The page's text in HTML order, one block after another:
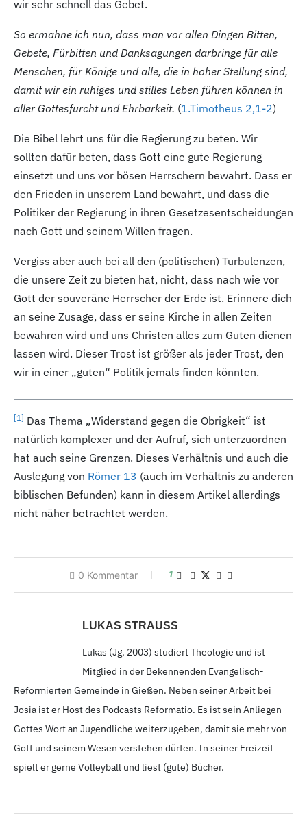
wir sehr schnell das Gebet.
So ermahne ich nun, dass man vor allen Dingen Bitten,
Gebete, Fürbitten und Danksagungen darbringe für alle
Menschen, für Könige und alle, die in hoher Stellung sind,
damit wir ein ruhiges und stilles Leben führen können in
aller Gottesfurcht und Ehrbarkeit. (1.Timotheus 2,1-2)
Die Bibel lehrt uns für die Regierung zu beten. Wir
sollten dafür beten, dass Gott eine gute Regierung
einsetzt und uns vor bösen Herrschern bewahrt. Dass er
den Frieden in unserem Land bewahrt, und dass die
Politiker der Regierung in ihren Gesetzesentscheidungen
nach Gott und seinem Willen fragen.
Vergiss aber auch bei all den (politischen) Turbulenzen,
die unsere Zeit zu bieten hat, nicht, dass nach wie vor
Gott der souveräne Herrscher der Erde ist. Erinnere dich
an seine Zusage, dass er seine Kirche in allen Zeiten
bewahren wird und uns Christen alles zum Guten dienen
lassen wird. Dieser Trost ist größer als jeder Trost, den
wir in einer „guten“ Politik jemals finden könnten.
[1] Das Thema „Widerstand gegen die Obrigkeit“ ist
natürlich komplexer und der Aufruf, sich unterzuordnen
hat auch seine Grenzen. Dieses Verhältnis und auch die
Auslegung von Römer 13 (auch im Verhältnis zu anderen
biblischen Befunden) kann in diesem Artikel allerdings
nicht näher betrachtet werden.
0 Kommentar 1
LUKAS STRAUSS
Lukas (Jg. 2003) studiert Theologie und ist
Mitglied in der Bekennenden Evangelisch-
Reformierten Gemeinde in Gießen. Neben seiner Arbeit bei
Josia ist er Host des Podcasts Reformatio. Es ist sein Anliegen
Gottes Wort an Jugendliche weiterzugeben, damit sie mehr von
Gott und seinem Wesen verstehen dürfen. In seiner Freizeit
spielt er gerne Volleyball und liest (gute) Bücher.